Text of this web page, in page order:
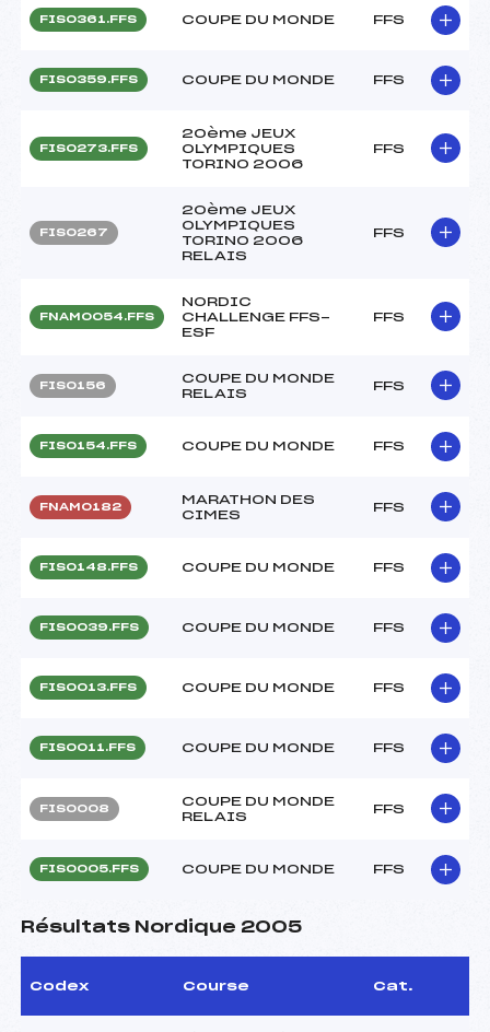
FIS0361.FFS COUPE DU MONDE FFS
FIS0359.FFS COUPE DU MONDE FFS
FIS0273.FFS
20ème JEUX
OLYMPIQUES
TORINO 2006
FFS
FIS0267
20ème JEUX
OLYMPIQUES
TORINO 2006
RELAIS
FFS
FNAM0054.FFS
NORDIC
CHALLENGE FFS-
ESF
FFS
FIS0156
COUPE DU MONDE
RELAIS
FFS
FIS0154.FFS COUPE DU MONDE FFS
FNAM0182
MARATHON DES
CIMES
FFS
FIS0148.FFS COUPE DU MONDE FFS
FIS0039.FFS COUPE DU MONDE FFS
FIS0013.FFS COUPE DU MONDE FFS
FIS0011.FFS COUPE DU MONDE FFS
FIS0008
COUPE DU MONDE
RELAIS
FFS
FIS0005.FFS COUPE DU MONDE FFS
Résultats Nordique 2005
Codex Course Cat.